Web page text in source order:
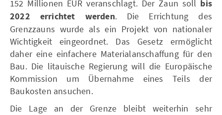
152 Millionen EUR veranschlagt. Der Zaun soll bis
2022 errichtet werden. Die Errichtung des
Grenzzauns wurde als ein Projekt von nationaler
Wichtigkeit eingeordnet. Das Gesetz ermöglicht
daher eine einfachere Materialanschaffung für den
Bau. Die litauische Regierung will die Europäische
Kommission um Übernahme eines Teils der
Baukosten ansuchen.
Die Lage an der Grenze bleibt weiterhin sehr